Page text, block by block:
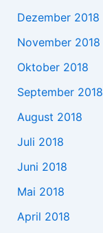
Dezember 2018
November 2018
Oktober 2018
September 2018
August 2018
Juli 2018
Juni 2018
Mai 2018
April 2018